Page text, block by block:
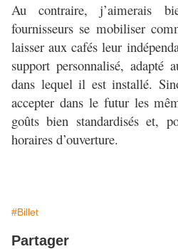
Au contraire, j’aimerais
fournisseurs se mobiliser
laisser aux cafés leur
support personnalisé,
dans lequel il est installé.
accepter dans le futur les
goûts bien standardisés et,
horaires d’ouverture.
#Billet
Partager